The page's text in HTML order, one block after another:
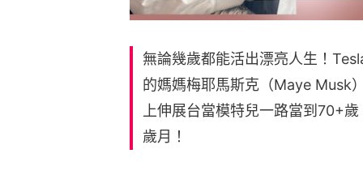
無論幾歲都能活出漂亮人生！
的媽媽梅耶馬斯克（Maye Musk
上伸展台當模特兒一路當到70+
歲月！